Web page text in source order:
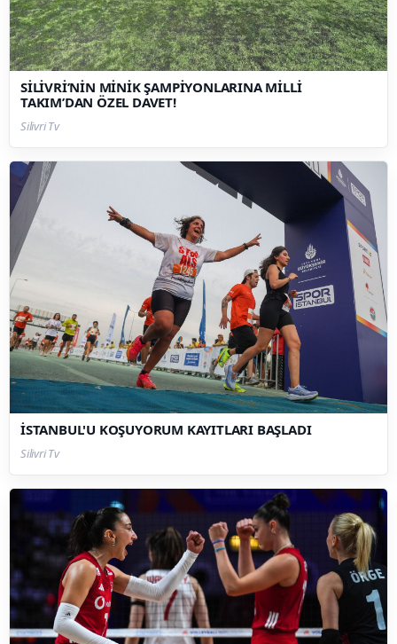
SİLİVRİ’NİN MİNİK ŞAMPİYONLARINA MİLLİ
TAKIM’DAN ÖZEL DAVET!
Silivri Tv
İSTANBUL'U KOŞUYORUM KAYITLARI BAŞLADI
Silivri Tv